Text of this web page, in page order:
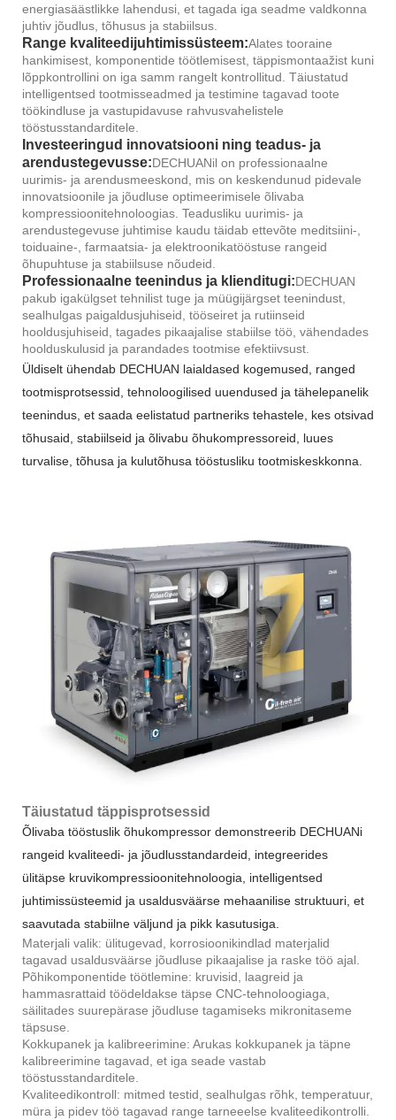
energiasäästlikke lahendusi, et tagada iga seadme valdkonna
juhtiv jõudlus, tõhusus ja stabiilsus.
Range kvaliteedijuhtimissüsteem:Alates tooraine
hankimisest, komponentide töötlemisest, täppismontaažist kuni
lõppkontrollini on iga samm rangelt kontrollitud. Täiustatud
intelligentsed tootmisseadmed ja testimine tagavad toote
töökindluse ja vastupidavuse rahvusvahelistele
tööstusstandarditele.
Investeeringud innovatsiooni ning teadus- ja
arendustegevusse:DECHUANil on professionaalne
uurimis- ja arendusmeeskond, mis on keskendunud pidevale
innovatsioonile ja jõudluse optimeerimisele õlivaba
kompressioonitehnoloogias. Teadusliku uurimis- ja
arendustegevuse juhtimise kaudu täidab ettevõte meditsiini-,
toiduaine-, farmaatsia- ja elektroonikatööstuse rangeid
õhupuhtuse ja stabiilsuse nõudeid.
Professionaalne teenindus ja klienditugi:DECHUAN
pakub igakülgset tehnilist tuge ja müügijärgset teenindust,
sealhulgas paigaldusjuhiseid, tööseiret ja rutiinseid
hooldusjuhiseid, tagades pikaajalise stabiilse töö, vähendades
hoolduskulusid ja parandades tootmise efektiivsust.
Üldiselt ühendab DECHUAN laialdased kogemused, ranged
tootmisprotsessid, tehnoloogilised uuendused ja tähelepanelik
teenindus, et saada eelistatud partneriks tehastele, kes otsivad
tõhusaid, stabiilseid ja õlivabu õhukompressoreid, luues
turvalise, tõhusa ja kulutõhusa tööstusliku tootmiskeskkonna.
Täiustatud täppisprotsessid
Õlivaba tööstuslik õhukompressor demonstreerib DECHUANi
rangeid kvaliteedi- ja jõudlusstandardeid, integreerides
ülitäpse kruvikompressioonitehnoloogia, intelligentsed
juhtimissüsteemid ja usaldusväärse mehaanilise struktuuri, et
saavutada stabiilne väljund ja pikk kasutusiga.
Materjali valik: ülitugevad, korrosioonikindlad materjalid
tagavad usaldusväärse jõudluse pikaajalise ja raske töö ajal.
Põhikomponentide töötlemine: kruvisid, laagreid ja
hammasrattaid töödeldakse täpse CNC-tehnoloogiaga,
säilitades suurepärase jõudluse tagamiseks mikronitaseme
täpsuse.
Kokkupanek ja kalibreerimine: Arukas kokkupanek ja täpne
kalibreerimine tagavad, et iga seade vastab
tööstusstandarditele.
Kvaliteedikontroll: mitmed testid, sealhulgas rõhk, temperatuur,
müra ja pidev töö tagavad range tarneeelse kvaliteedikontrolli.